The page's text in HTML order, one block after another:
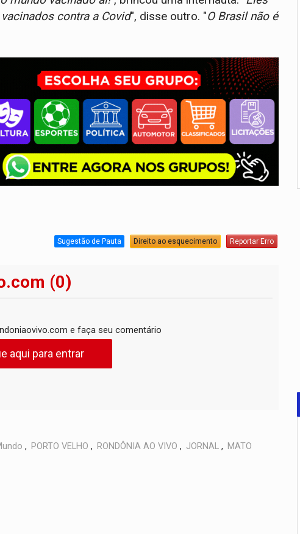
contra a Covid", disse outro. "O Brasil não é
Sugestão de Pauta Direito ao esquecimento Reportar Erro
(0)
e faça seu comentário
aqui para entrar
, PORTO VELHO , RONDÔNIA AO VIVO , JORNAL , MATO